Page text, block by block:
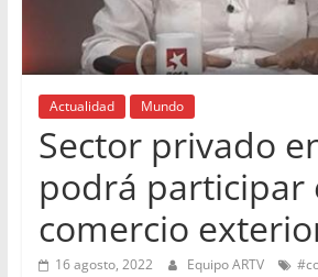
Actualidad Mundo
Sector privado
podrá participar
comercio
16 agosto, 2022 Equipo ARTV